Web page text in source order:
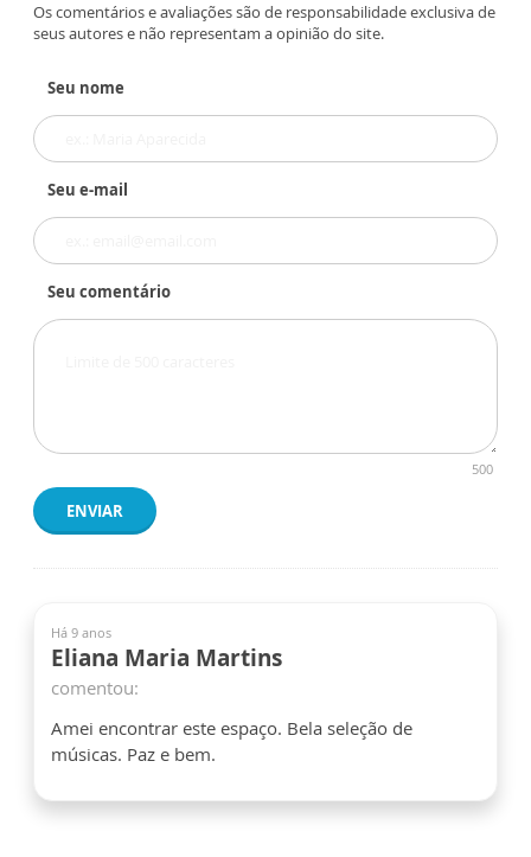
Os comentários e avaliações são de responsabilidade exclusiva de
seus autores e não representam a opinião do site.
Seu nome
Seu e-mail
Seu comentário
500
ENVIAR
Há 9 anos
Eliana Maria Martins
comentou:
Amei encontrar este espaço. Bela seleção de
músicas. Paz e bem.